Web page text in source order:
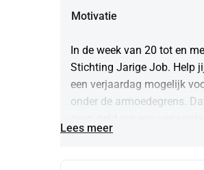
Motivatie
In de week van 20 tot en
Stichting Jarige Job. Help
een verjaardag mogelijk
onder de armoedegrens.
verjaardagsbox t.w.v. €35,-
Lees meer